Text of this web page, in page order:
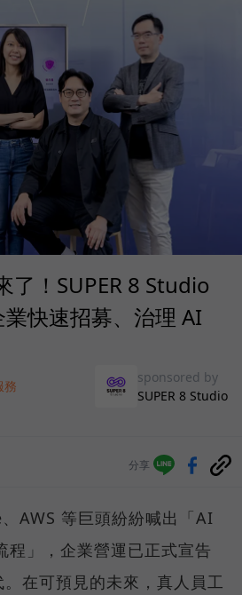
了！SUPER 8 Studio
業快速招募、治理 AI
務
sponsored by
SUPER 8 Studio
分享
AWS 等巨頭紛紛喊出「AI
」，企業營運已正式宣告
在可預見的未來，真人員工